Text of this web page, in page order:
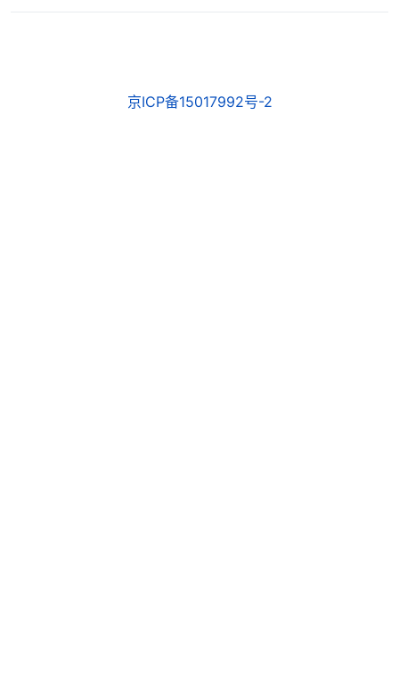
京ICP备15017992号-2